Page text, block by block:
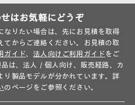
はお気軽にどうぞ
なりたい場合は、先にお見積を取得
てからご連絡ください。お見積の取
ガイド、 法人向けご利用ガイドをご
は、法人／個人向け、販売経路、カ
り製品モデルが分かれています。詳
のページをご参照ください。